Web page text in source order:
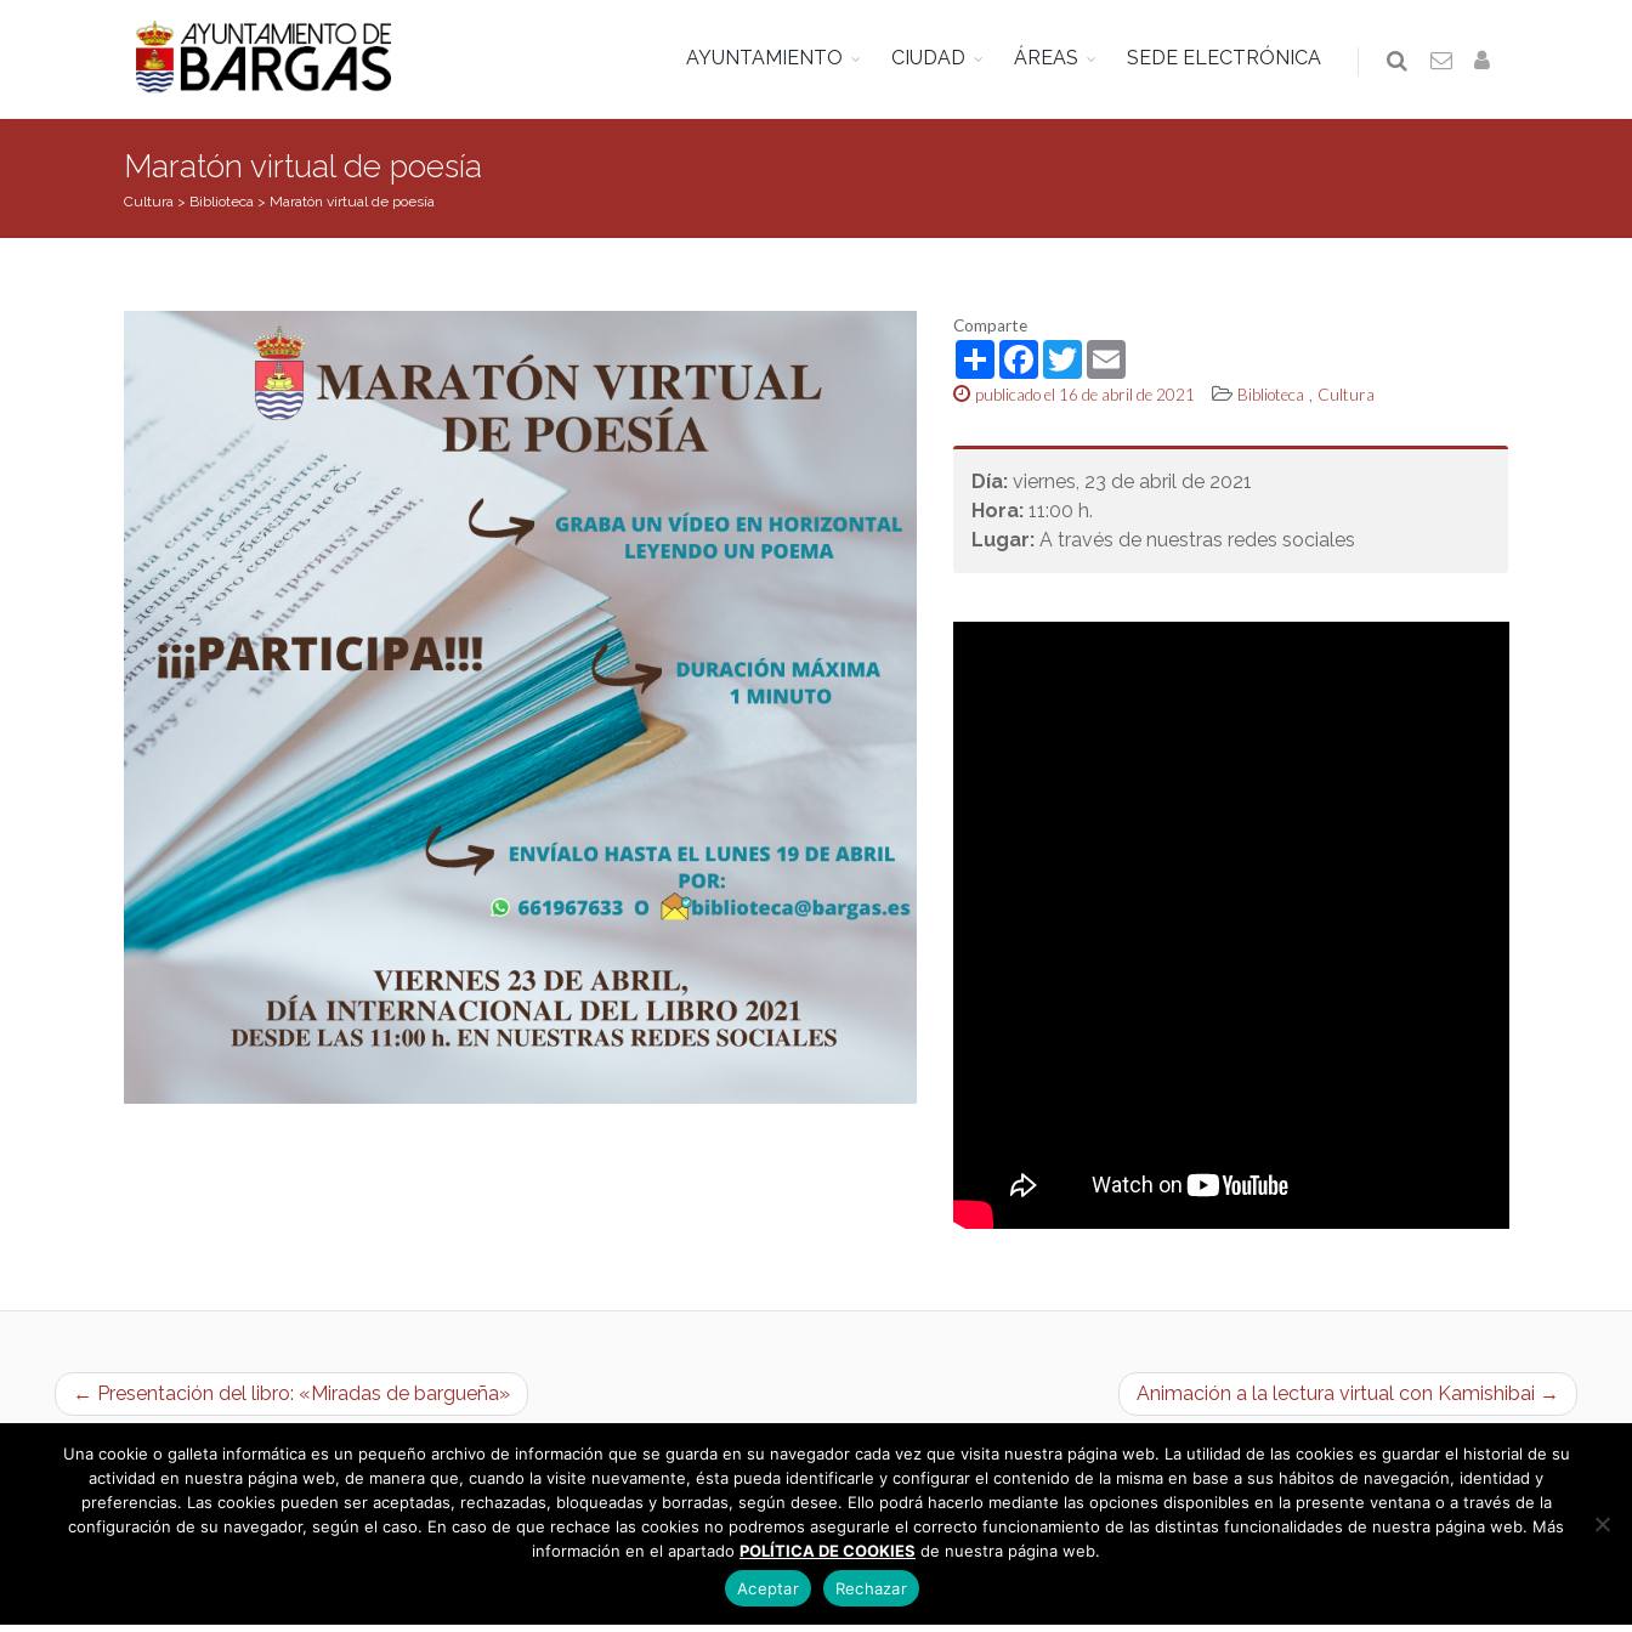
AYUNTAMIENTO CIUDAD ÁREAS SEDE ELECTRÓNICA
Maratón virtual de poesía
Cultura > Biblioteca > Maratón virtual de poesía
Comparte
ShareFacebook
TwitterEmail
publicado el 16 de abril de 2021 Biblioteca , Cultura
Día: viernes, 23 de abril de 2021
Hora: 11:00 h.
Lugar: A través de nuestras redes sociales
← Presentación del libro: «Miradas de bargueña» Animación a la lectura virtual con Kamishibai →
Una cookie o galleta informática es un pequeño archivo de información que se guarda en su navegador cada vez que visita nuestra página web. La utilidad de las cookies es guardar el historial de su
actividad en nuestra página web, de manera que, cuando la visite nuevamente, ésta pueda identificarle y configurar el contenido de la misma en base a sus hábitos de navegación, identidad y
preferencias. Las cookies pueden ser aceptadas, rechazadas, bloqueadas y borradas, según desee. Ello podrá hacerlo mediante las opciones disponibles en la presente ventana o a través de la
configuración de su navegador, según el caso. En caso de que rechace las cookies no podremos asegurarle el correcto funcionamiento de las distintas funcionalidades de nuestra página web. Más
información en el apartado POLÍTICA DE COOKIES de nuestra página web.
Aceptar
Rechazar